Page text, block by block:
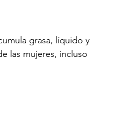
grasa, líquido y
las mujeres, incluso